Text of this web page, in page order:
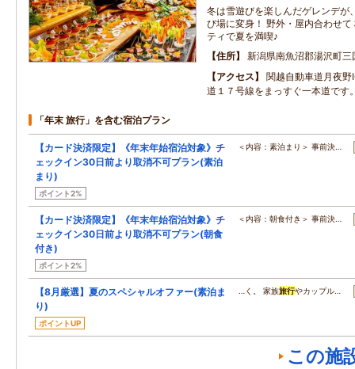
冬は雪遊びを楽しんだゲレンデが
び場に変身！ 野外・屋内合わせ
ティで夏を満喫♪
住所
新潟県南魚沼郡湯沢町三
アクセス
関越自動車道月夜
道１７号線をまっすぐ一本道です
「年末 旅行」を含む宿泊プラン
【カード決済限定】《年末年始宿泊対象》チ
ェックイン30日前より取消不可プラン(素泊
まり)
ポイント2%
＜内容：素泊まり＞ 事前決…
【カード決済限定】《年末年始宿泊対象》チ
ェックイン30日前より取消不可プラン(朝食
付き)
ポイント2%
＜内容：朝食付き＞ 事前決…
【8月厳選】夏のスペシャルオファー(素泊ま
り)
ポイントUP
…く。 家族旅行やカップル…
この施